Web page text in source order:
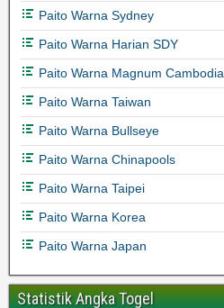
Paito Warna Sydney
Paito Warna Harian SDY
Paito Warna Magnum Cambodia
Paito Warna Taiwan
Paito Warna Bullseye
Paito Warna Chinapools
Paito Warna Taipei
Paito Warna Korea
Paito Warna Japan
Statistik Angka Togel